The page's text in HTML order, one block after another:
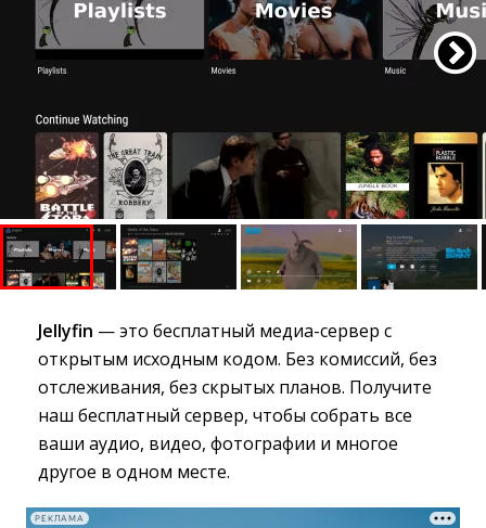
Jellyfin — это бесплатный медиа-сервер с
открытым исходным кодом. Без комиссий, без
отслеживания, без скрытых планов. Получите
наш бесплатный сервер, чтобы собрать все
ваши аудио, видео, фотографии и многое
другое в одном месте.
РЕКЛАМА